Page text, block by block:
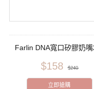
Farlin DNA寬口矽膠奶嘴
$158 $240
立即搶購